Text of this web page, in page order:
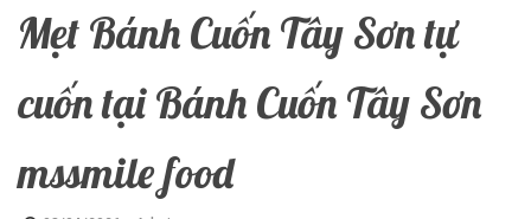
Mẹt Bánh Cuốn Tây Sơn tự
cuốn tại Bánh Cuốn Tây Sơn
mssmile food